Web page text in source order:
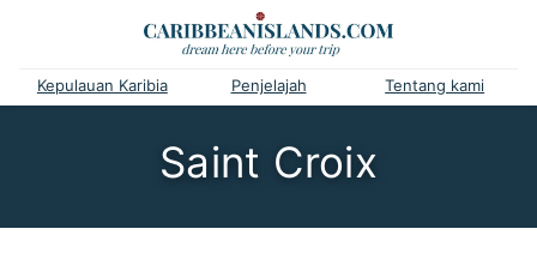
Kepulauan Karibia Penjelajah Tentang kami
Saint Croix